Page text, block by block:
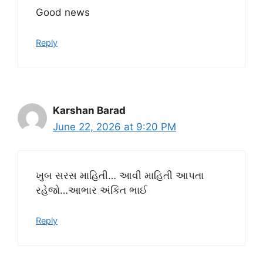
Good news
Reply
Karshan Barad
June 22, 2026 at 9:20 PM
ખુબ સરસ માહિતી… આવી માહિતી આપતા
રહેજો…આભાર અંકિત ભાઈ
Reply